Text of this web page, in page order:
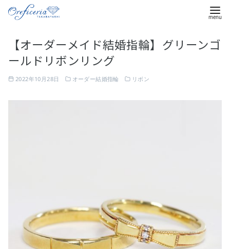
【オーダーメイド結婚指輪】グリーンゴ
ールドリボンリング
2022年10月28日 オーダー結婚指輪 リボン